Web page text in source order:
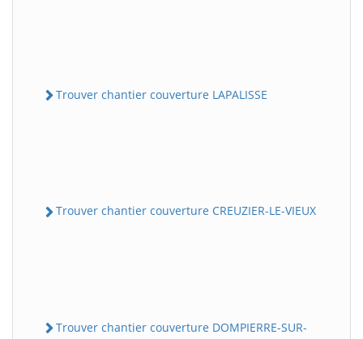
Trouver chantier couverture LAPALISSE
Trouver chantier couverture CREUZIER-LE-VIEUX
Trouver chantier couverture DOMPIERRE-SUR-